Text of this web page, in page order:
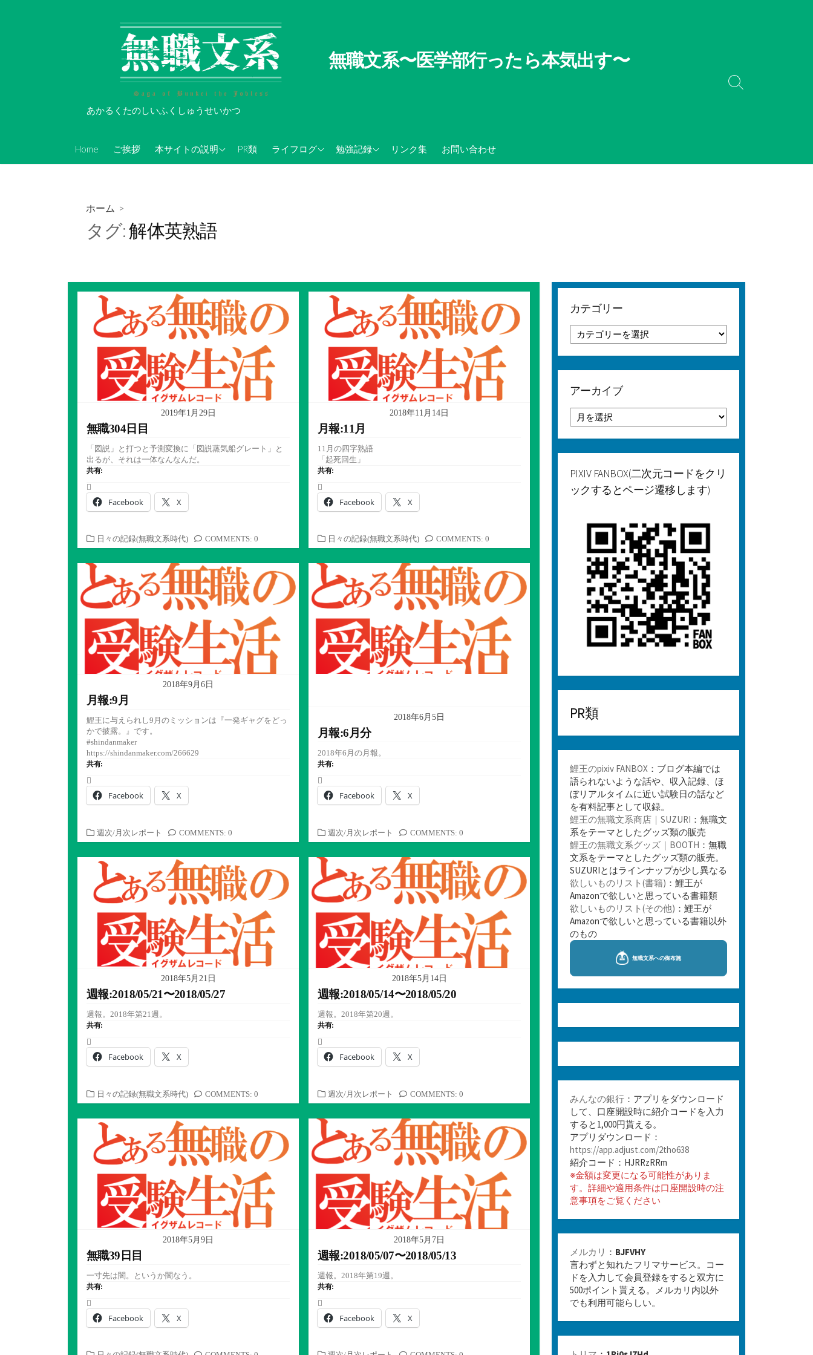
無職文系〜医学部行ったら本気出す〜
あかるくたのしいふくしゅうせいかつ
Home ご挨拶 本サイトの説明
About Koi-Oh
無職文系ツイキャス情報
PR類 ライフログ
無職文系100の懸念勉強記録
TOEIC関連記録リンク集 お問い合わせ
検
ホーム >
タグ:解体英熟語
2019年1月29日
無職304日目
「図説」と打つと予測変換に「図説蒸気船グレート」と
出るが、それは一体なんなんだ。
共有:
Facebook X
カ
テ
ゴ
ー
日々の記録(無職文系時代) COMMENTS: 0
2018年11月14日
月報:11月
11月の四字熟語
「起死回生」
共有:
Facebook X
カ
テ
ゴ
ー
日々の記録(無職文系時代) COMMENTS: 0
2018年9月6日
月報:9月
鯉王に与えられし9月のミッションは『一発ギャグをどっ
かで披露。』です。
#shindanmaker
https://shindanmaker.com/266629
共有:
Facebook X
カ
テ
ゴ
週次/月次レポート COMMENTS: 0
2018年6月5日
月報:6月分
2018年6月の月報。
共有:
Facebook X
カ
テ
ゴ
ー
週次/月次レポート COMMENTS: 0
2018年5月21日
週報:2018/05/21〜2018/05/27
週報。2018年第21週。
共有:
Facebook X
カ
テ
ゴ
日々の記録(無職文系時代) COMMENTS: 0
2018年5月14日
週報:2018/05/14〜2018/05/20
週報。2018年第20週。
共有:
Facebook X
カ
テ
ゴ
ー
週次/月次レポート COMMENTS: 0
2018年5月9日
無職39日目
一寸先は闇。というか闇なう。
共有:
Facebook X
2018年5月7日
週報:2018/05/07〜2018/05/13
週報。2018年第19週。
共有:
Facebook X
カテゴリー
カ
テ
ゴ
リ
アーカイブ
ー
カ
イ
PIXIV FANBOX(二次元コードをクリ
ックするとページ遷移します)
PR類
鯉王のpixiv FANBOX ：ブログ本編では
語られないような話や、収入記録、ほ
ぼリアルタイムに近い試験日の話など
を有料記事として収録。
鯉王の無職文系商店｜SUZURI ：無職文
系をテーマとしたグッズ類の販売
鯉王の無職文系グッズ｜BOOTH ：無職
文系をテーマとしたグッズ類の販売。
SUZURIとはラインナップが少し異なる
欲しいものリスト(書籍) ：鯉王が
Amazonで欲しいと思っている書籍類
欲しいものリスト(その他) ：鯉王が
Amazonで欲しいと思っている書籍以外
のもの
みんなの銀行 ：アプリをダウンロード
して、口座開設時に紹介コードを入力
すると1,000円貰える。
アプリダウンロード：
https://app.adjust.com/2tho638
紹介コード：HJRRzRRm
※金額は変更になる可能性がありま
す。詳細や適用条件は口座開設時の注
意事項をご覧ください
メルカリ ： BJFVHY
言わずと知れたフリマサービス。コー
ドを入力して会員登録をすると双方に
500ポイント貰える。メルカリ内以外
でも利用可能らしい。